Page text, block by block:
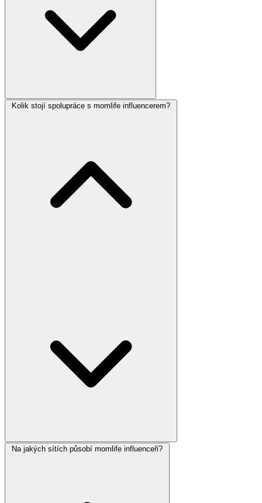
Kolik stojí spolupráce s momlife influencerem?
Na jakých sítích působí momlife influenceři?